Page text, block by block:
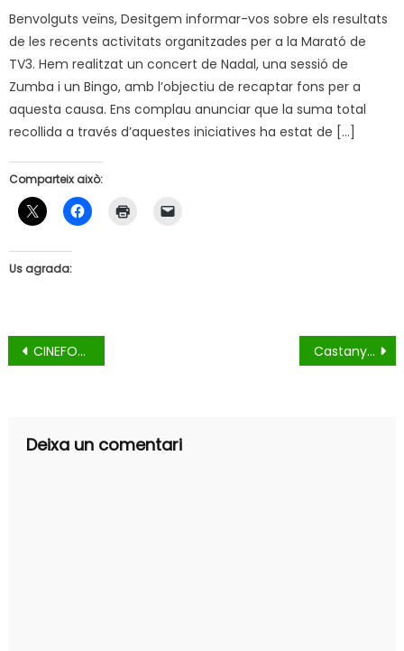
Benvolguts veïns, Desitgem informar-vos sobre els resultats
de les recents activitats organitzades per a la Marató de
TV3. Hem realitzat un concert de Nadal, una sessió de
Zumba i un Bingo, amb l’objectiu de recaptar fons per a
aquesta causa. Ens complau anunciar que la suma total
recollida a través d’aquestes iniciatives ha estat de […]
Comparteix això:
Us agrada:
Navegació
CINEFORUM per al Bon Tracte de les persones grans Castanyada Pardinyes 2019
Deixa un comentari